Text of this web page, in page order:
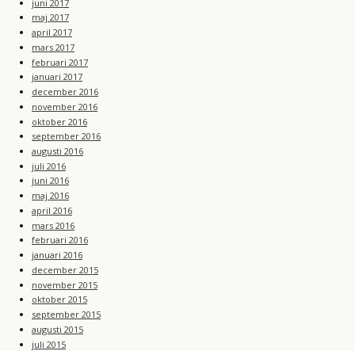
juni 2017
maj 2017
april 2017
mars 2017
februari 2017
januari 2017
december 2016
november 2016
oktober 2016
september 2016
augusti 2016
juli 2016
juni 2016
maj 2016
april 2016
mars 2016
februari 2016
januari 2016
december 2015
november 2015
oktober 2015
september 2015
augusti 2015
juli 2015